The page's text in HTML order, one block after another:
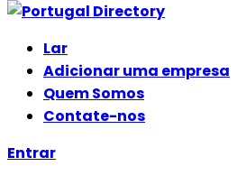
Lar
Adicionar uma empresa
Quem Somos
Contate-nos
Entrar